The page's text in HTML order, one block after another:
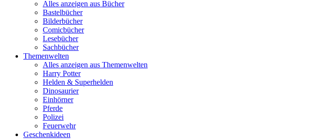
Alles anzeigen aus Bücher
Bastelbücher
Bilderbücher
Comicbücher
Lesebücher
Sachbücher
Themenwelten
Alles anzeigen aus Themenwelten
Harry Potter
Helden & Superhelden
Dinosaurier
Einhörner
Pferde
Polizei
Feuerwehr
Geschenkideen